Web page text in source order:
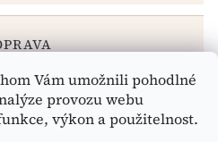
Vám umožnili pohodlné
provozu webu
výkon a použitelnost.
Osobní odběr Praha